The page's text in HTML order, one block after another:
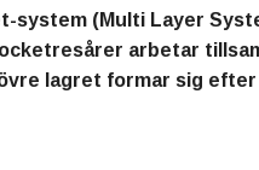
system (Multi Layer
arbetar
lagret formar sig